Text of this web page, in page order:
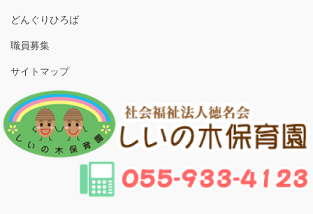
どんぐりひろば
職員募集
サイトマップ